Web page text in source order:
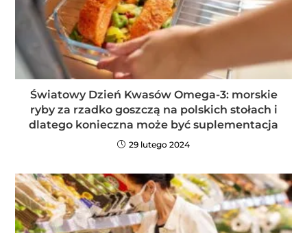
Światowy Dzień Kwasów Omega-3: morskie
ryby za rzadko goszczą na polskich stołach i
dlatego konieczna może być suplementacja
29 lutego 2024